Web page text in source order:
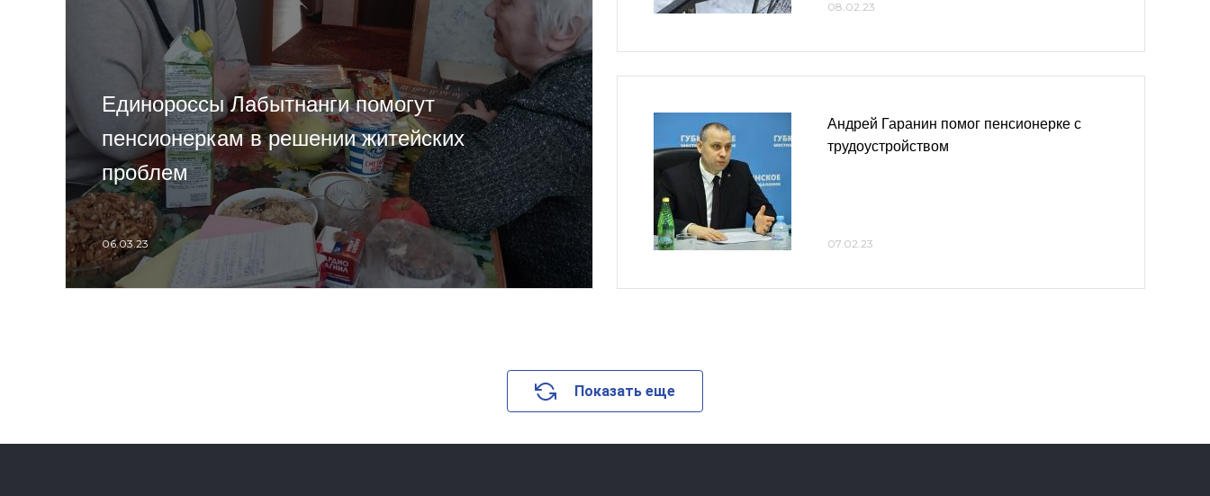
Единороссы Лабытнанги помогут
пенсионеркам в решении житейских
проблем
06.03.23
08.02.23
Андрей Гаранин помог пенсионерке с
трудоустройством
07.02.23
Показать еще